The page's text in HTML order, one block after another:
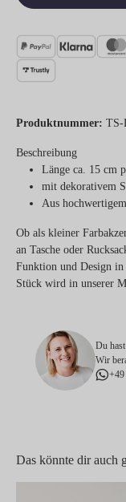
Produktnummer: TS-
Beschreibung
Länge ca. 15 cm
mit dekorativem
Aus
Ob als kleiner
an Tasche oder
Funktion und Design in
Stück wird in unserer
Du
Wir
+49
Das könnte dir auch